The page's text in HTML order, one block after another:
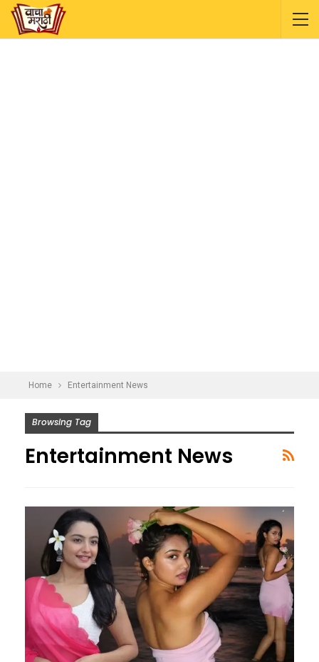
Home Entertainment News
Browsing Tag
Entertainment News